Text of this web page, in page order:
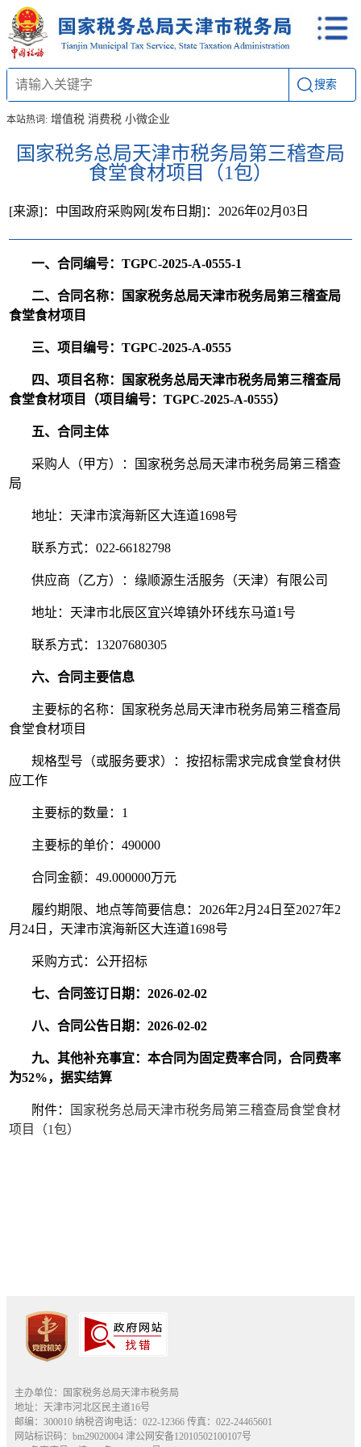
搜索
本站热词: 增值税 消费税 小微企业
国家税务总局天津市税务局第三稽查局
食堂食材项目（1包）
[发布日期]：2026年02月03日
[来源]：中国政府采购网
一、合同编号：TGPC-2025-A-0555-1
二、合同名称：国家税务总局天津市税务局第三稽查局
食堂食材项目
三、项目编号：TGPC-2025-A-0555
四、项目名称：国家税务总局天津市税务局第三稽查局
食堂食材项目（项目编号：TGPC-2025-A-0555）
五、合同主体
采购人（甲方）：国家税务总局天津市税务局第三稽查
局
地址：天津市滨海新区大连道1698号
联系方式：022-66182798
供应商（乙方）：缘顺源生活服务（天津）有限公司
地址：天津市北辰区宜兴埠镇外环线东马道1号
联系方式：13207680305
六、合同主要信息
主要标的名称：国家税务总局天津市税务局第三稽查局
食堂食材项目
规格型号（或服务要求）：按招标需求完成食堂食材供
应工作
主要标的数量：1
主要标的单价：490000
合同金额：49.000000万元
履约期限、地点等简要信息：2026年2月24日至2027年2
月24日，天津市滨海新区大连道1698号
采购方式：公开招标
七、合同签订日期：2026-02-02
八、合同公告日期：2026-02-02
九、其他补充事宜：本合同为固定费率合同，合同费率
为52%，据实结算
附件：
国家税务总局天津市税务局第三稽查局食堂食材
项目（1包）
主办单位：国家税务总局天津市税务局
地址：天津市河北区民主道16号
邮编：300010 纳税咨询电话：022-12366 传真：022-24465601
网站标识码：bm29020004 津公网安备12010502100107号